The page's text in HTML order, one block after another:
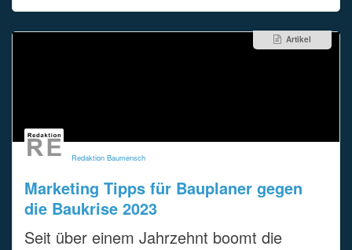
Artikel
Redaktion Baumensch
Marketing Tipps für Bauplaner gegen
die Baukrise 2023
Seit über einem Jahrzehnt boomt die